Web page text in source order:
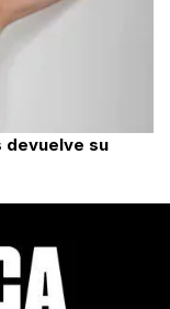
devuelve su